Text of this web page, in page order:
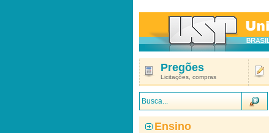
Pregões
Licitações, compras
Ensino